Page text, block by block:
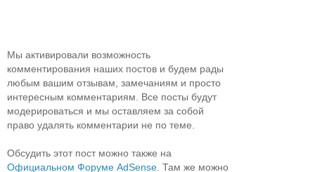
Мы активировали возможность
комментирования наших постов и будем рады
любым вашим отзывам, замечаниям и просто
интересным комментариям. Все посты будут
модерироваться и мы оставляем за собой
право удалять комментарии не по теме.
Обсудить этот пост можно также на
Официальном Форуме AdSense . Там же можно